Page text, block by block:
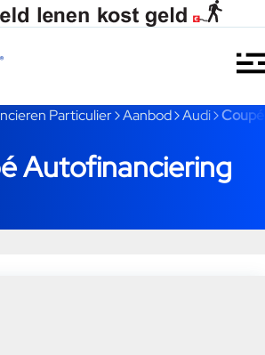
hoofdmenuParticulier Aanbod Audi Coupé
Autofinanciering